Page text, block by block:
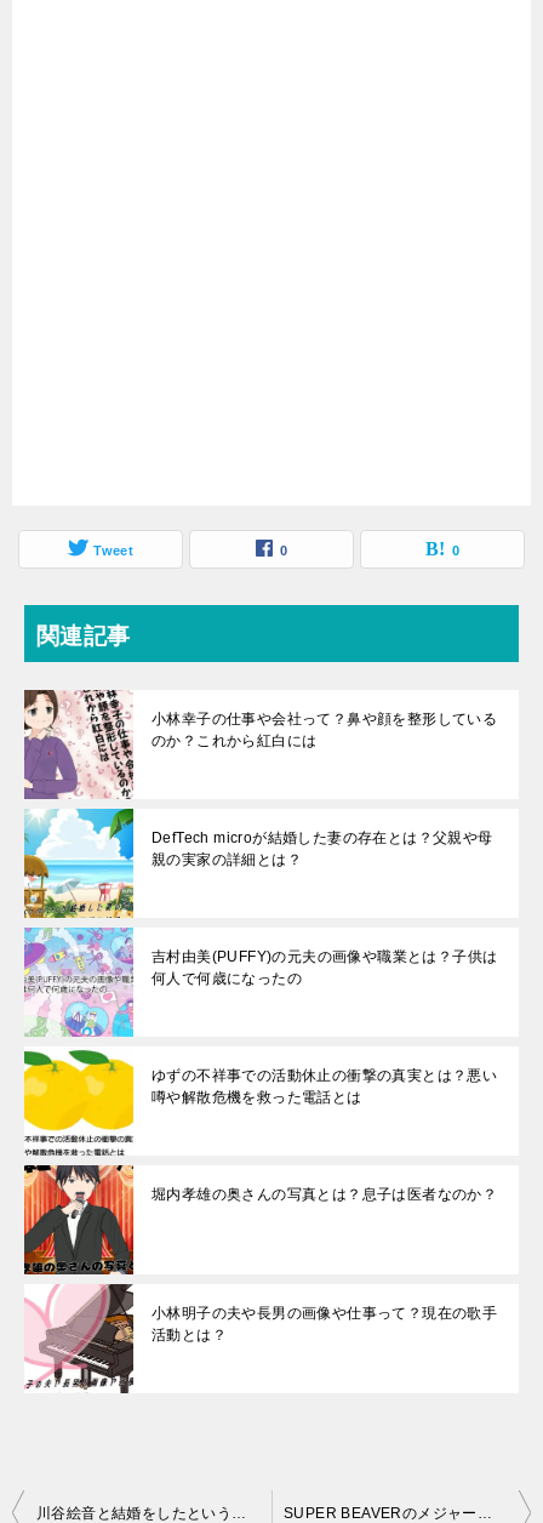
Tweet 0 0
関連記事
小林幸子の仕事や会社って？鼻や顔を整形している
のか？これから紅白には
DefTech microが結婚した妻の存在とは？父親や母
親の実家の詳細とは？
吉村由美(PUFFY)の元夫の画像や職業とは？子供は
何人で何歳になったの
ゆずの不祥事での活動休止の衝撃の真実とは？悪い
噂や解散危機を救った電話とは
堀内孝雄の奥さんの写真とは？息子は医者なのか？
小林明子の夫や長男の画像や仕事って？現在の歌手
活動とは？
投 川谷絵音と結婚をしたという噂のほのかりんとの関係が現在どうなっているの？ SUPER BEAVERのメジャー落ちの理由はボーカルが変わったからなのか？